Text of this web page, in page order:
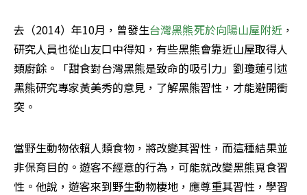
去（2014）年10月，曾發生台灣黑熊死於向陽山屋附近 ，
研究人員也從山友口中得知，有些黑熊會靠近山屋取得人
類廚餘。「甜食對台灣黑熊是致命的吸引力」劉瓊蓮引述
黑熊研究專家黃美秀的意見，了解黑熊習性，才能避開衝
突。
當野生動物依賴人類食物，將改變其習性，而這種結果並
非保育目的。遊客不經意的行為，可能就改變黑熊覓食習
性。他說，遊客來到野生動物棲地，應尊重其習性，學習